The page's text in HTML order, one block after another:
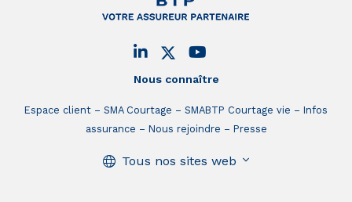
Nous connaître
Espace client SMA Courtage SMABTP Courtage vie
Infos
assurance
Nous rejoindre Presse
Tous nos sites web